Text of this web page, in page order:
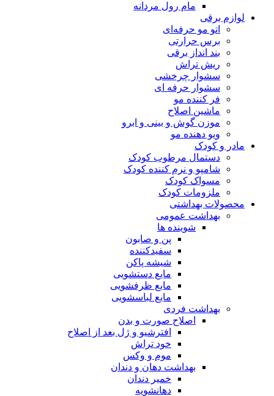
مام رول مردانه
لوازم برقی
اتو مو حرفه‌ای
برس حرارتی
بند انداز برقی
ریش تراش
سشوار چرخشی
سشوار حرفه ای
فر کننده‌ مو
ماشین اصلاح
موزن گوش و بینی و ابرو
ویو دهنده مو
مادر و کودک
دستمال مرطوب کودک
شامپو و نرم کننده کودک
مسواک کودک
ملزومات کودک
محصولات بهداشتی
بهداشت عمومی
شوینده ها
پن و صابون
سفیدکننده
شیشه پاکن
مایع دستشویی
مایع ظرفشویی
مایع لباسشویی
بهداشت فردی
اصلاح صورت و بدن
افترشیو و ژل بعد از اصلاح
خود تراش
موم و وکس
بهداشت دهان و دندان
خمیر دندان
دهانشویه